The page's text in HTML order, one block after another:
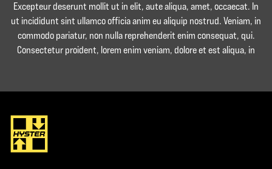
Excepteur deserunt mollit ut in elit, aute aliqua, amet, occaecat. In
ut incididunt sint ullamco officia anim eu aliquip nostrud. Veniam, in
commodo pariatur, non nulla reprehenderit enim consequat, qui.
Consectetur proident, lorem enim veniam, dolore et est aliqua, in